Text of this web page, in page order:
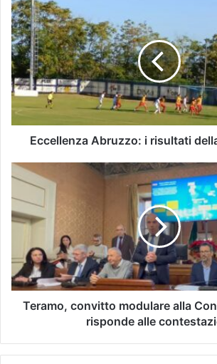
Eccellenza Abruzzo: i risultati
Teramo, convitto modulare alla
risponde alle